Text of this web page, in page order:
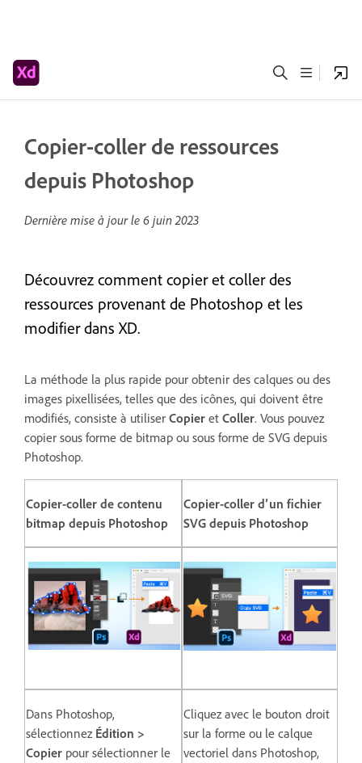
Copier-coller de ressources
depuis Photoshop
Dernière mise à jour le 6 juin 2023
Découvrez comment copier et coller des
ressources provenant de Photoshop et les
modifier dans XD.
La méthode la plus rapide pour obtenir des calques ou des
images pixellisées, telles que des icônes, qui doivent être
modifiés, consiste à utiliser Copier et Coller. Vous pouvez
copier sous forme de bitmap ou sous forme de SVG depuis
Photoshop.
Copier-coller de contenu
bitmap depuis Photoshop
Copier-coller d’un fichier
SVG depuis Photoshop
Dans Photoshop,
sélectionnez Édition >
Copier pour sélectionner le
Cliquez avec le bouton droit
sur la forme ou le calque
vectoriel dans Photoshop,